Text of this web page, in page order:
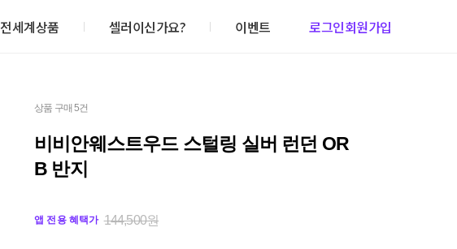
전세계상품 셀러이신가요? 이벤트 로그인회원가입
상품 구매 5건
비비안웨스트우드 스털링 실버 런던 OR
B 반지
앱 전용 혜택가 144,500원